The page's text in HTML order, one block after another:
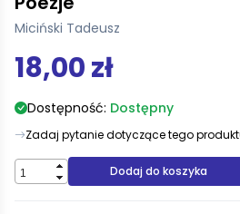
Miciński Tadeusz
18,00 zł
Dostępność: Dostępny
Zadaj pytanie dotyczące tego
Dodaj do koszyka